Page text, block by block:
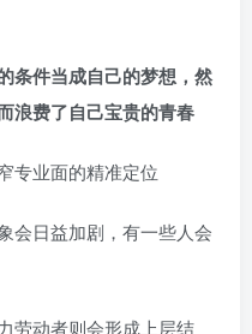
条件当成自己的梦想，然
浪费了自己宝贵的青春
专业面的精准定位
会日益加剧，有一些人会
劳动者则会形成上层结